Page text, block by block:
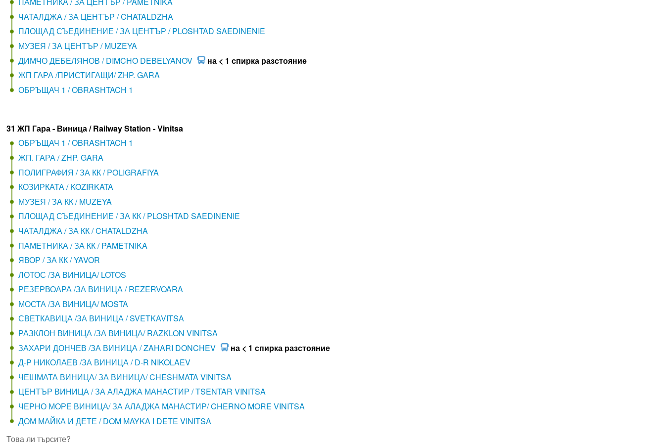
ЧАТАЛДЖА / ЗА ЦЕНТЪР / CHATALDZHA
ПЛОЩАД СЪЕДИНЕНИЕ / ЗА ЦЕНТЪР / PLOSHTAD SAEDINENIE
МУЗЕЯ / ЗА ЦЕНТЪР / MUZEYA
ДИМЧО ДЕБЕЛЯНОВ / DIMCHO DEBELYANOV
на < 1 спирка разстояние
ЖП ГАРА /ПРИСТИГАЩИ/ ZHP. GARA
ОБРЪЩАЧ 1 / OBRASHTACH 1
31 ЖП Гара - Виница / Railway Station - Vinitsa
ОБРЪЩАЧ 1 / OBRASHTACH 1
ЖП. ГАРА / ZHP. GARA
ПОЛИГРАФИЯ / ЗА КК / POLIGRAFIYA
КОЗИРКАТА / KOZIRKATA
МУЗЕЯ / ЗА КК / MUZEYA
ПЛОЩАД СЪЕДИНЕНИЕ / ЗА КК / PLOSHTAD SAEDINENIE
ЧАТАЛДЖА / ЗА КК / CHATALDZHA
ПАМЕТНИКА / ЗА КК / PAMETNIKA
ЯВОР / ЗА КК / YAVOR
ЛОТОС /ЗА ВИНИЦА/ LOTOS
РЕЗЕРВОАРА /ЗА ВИНИЦА / REZERVOARA
МОСТА /ЗА ВИНИЦА/ MOSTA
СВЕТКАВИЦА /ЗА ВИНИЦА / SVETKAVITSA
РАЗКЛОН ВИНИЦА /ЗА ВИНИЦА/ RAZKLON VINITSA
ЗАХАРИ ДОНЧЕВ /ЗА ВИНИЦА / ZAHARI DONCHEV
на < 1 спирка разстояние
Д-Р НИКОЛАЕВ /ЗА ВИНИЦА / D-R NIKOLAEV
ЧЕШМАТА ВИНИЦА/ ЗА ВИНИЦА/ CHESHMATA VINITSA
ЦЕНТЪР ВИНИЦА / ЗА АЛАДЖА МАНАСТИР / TSENTAR VINITSA
ЧЕРНО МОРЕ ВИНИЦА/ ЗА АЛАДЖА МАНАСТИР/ CHERNO MORE VINITSA
ДОМ МАЙКА И ДЕТЕ / DOM MAYKA I DETE VINITSA
Това ли търсите?